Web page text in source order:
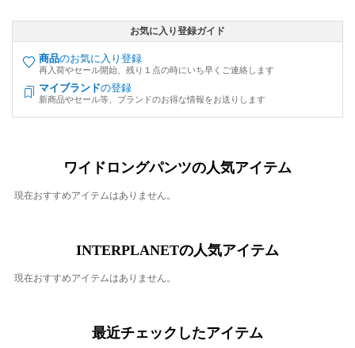
お気に入り登録ガイド
商品のお気に入り登録
再入荷やセール開始、残り１点の時にいち早くご連絡します
マイブランドの登録
新商品やセール等、ブランドのお得な情報をお送りします
ワイドロングパンツの人気アイテム
現在おすすめアイテムはありません。
INTERPLANETの人気アイテム
現在おすすめアイテムはありません。
最近チェックしたアイテム